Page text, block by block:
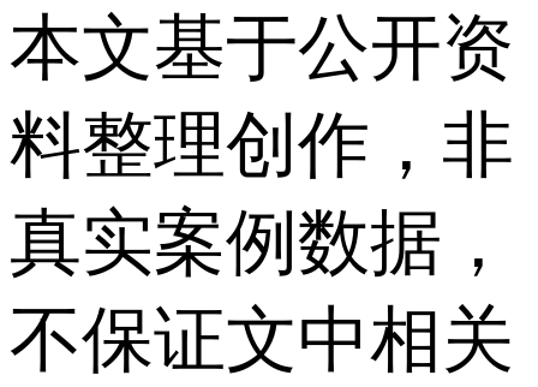
本文基于公开资
料整理创作，非
真实案例数据，
不保证文中相关